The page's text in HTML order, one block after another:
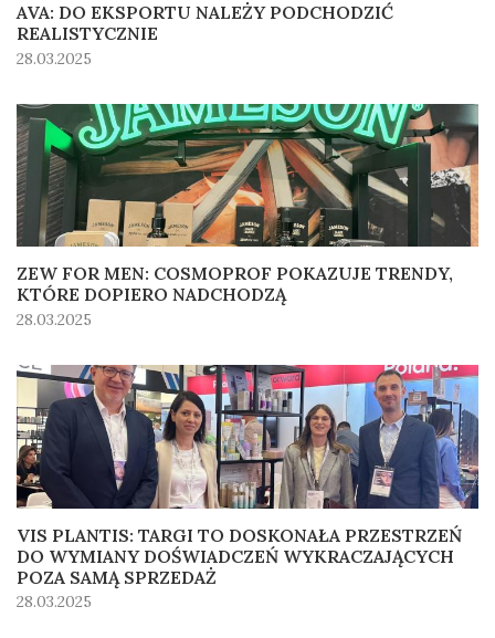
AVA: DO EKSPORTU NALEŻY PODCHODZIĆ
REALISTYCZNIE
28.03.2025
ZEW FOR MEN: COSMOPROF POKAZUJE TRENDY,
KTÓRE DOPIERO NADCHODZĄ
28.03.2025
VIS PLANTIS: TARGI TO DOSKONAŁA PRZESTRZEŃ
DO WYMIANY DOŚWIADCZEŃ WYKRACZAJĄCYCH
POZA SAMĄ SPRZEDAŻ
28.03.2025